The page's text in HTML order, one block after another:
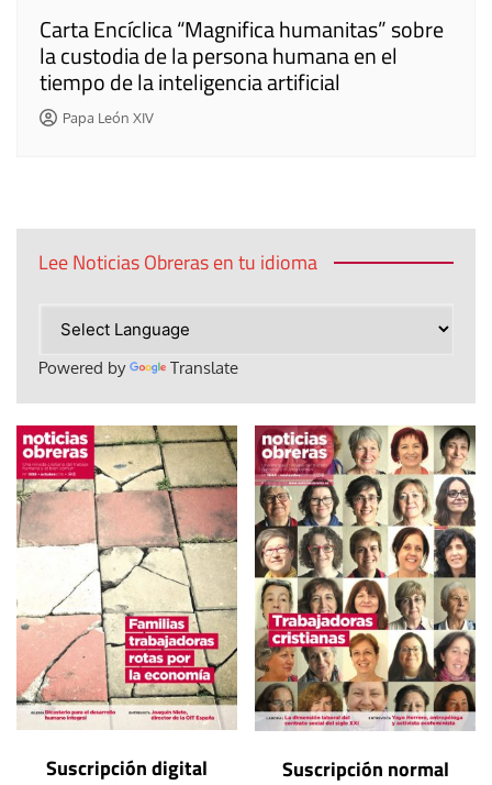
Carta Encíclica “Magnifica humanitas” sobre
la custodia de la persona humana en el
tiempo de la inteligencia artificial
Papa León XIV
Lee Noticias Obreras en tu idioma
Powered by Translate
Suscripción digital Suscripción normal